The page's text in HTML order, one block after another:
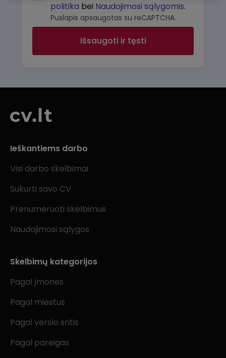
politika bei Naudojimosi sąlygomis.
Puslapis apsaugotas su reCAPTCHA.
Išsaugoti ir tęsti
Ieškantiems darbo
Visi darbo skelbimai
Sukurti savo CV
Prenumeruoti skelbimus
Naudojimosi sąlygos
Skelbimų kategorijos
Pagal įmones
Pagal miestus
Pagal verslo sritis
Pagal pareigas